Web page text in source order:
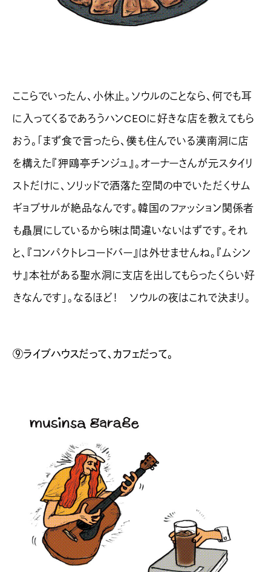
ここらでいったん、小休止。ソウルのことなら、何でも耳
に入ってくるであろうハンCEOに好きな店を教えてもら
おう。「まず食で言ったら、僕も住んでいる漢南洞に店
を構えた『狎鴎亭チンジュ』。オーナーさんが元スタイリ
ストだけに、ソリッドで洒落た空間の中でいただくサム
ギョプサルが絶品なんです。韓国のファッション関係者
も贔屓にしているから味は間違いないはずです。それ
と、『コンパクトレコードバー』は外せませんね。『ムシン
サ』本社がある聖水洞に支店を出してもらったくらい好
きなんです」。なるほど！ ソウルの夜はこれで決まり。
⑨ライブハウスだって、カフェだって。